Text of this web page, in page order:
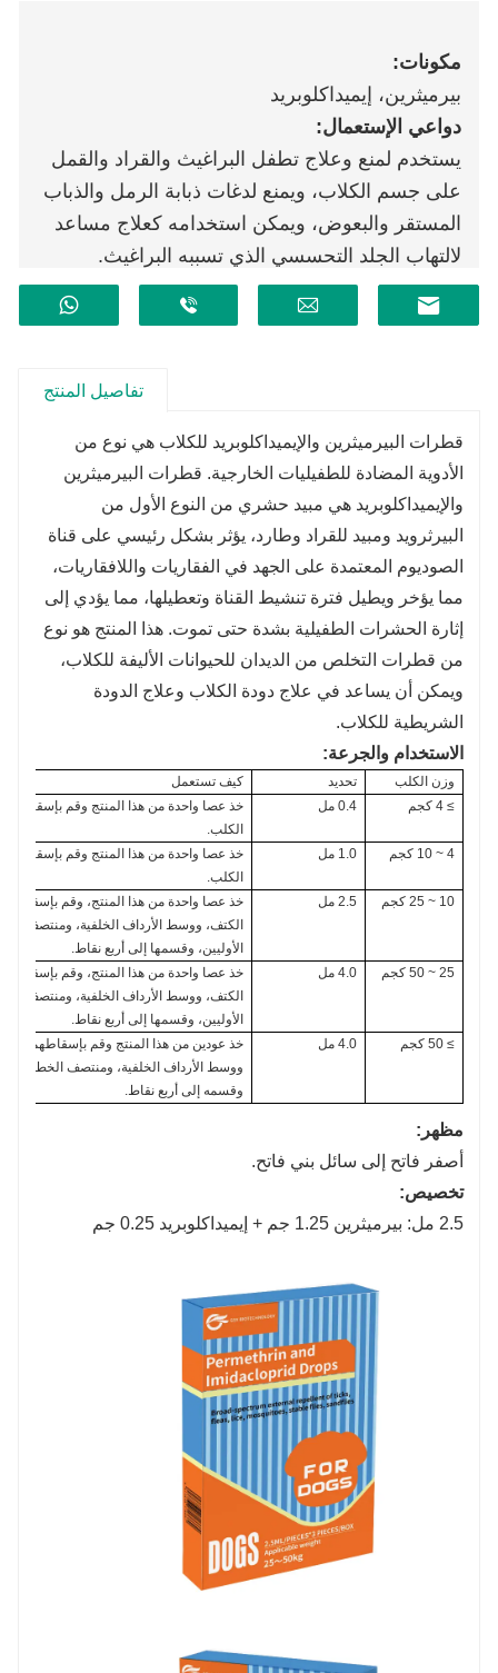
مكونات:
بيرميثرين، إيميداكلوبريد
دواعي الإستعمال:
يستخدم لمنع وعلاج تطفل البراغيث والقراد والقمل
على جسم الكلاب، ويمنع لدغات ذبابة الرمل والذباب
المستقر والبعوض، ويمكن استخدامه كعلاج مساعد
لالتهاب الجلد التحسسي الذي تسببه البراغيث.
تفاصيل المنتج
قطرات البيرميثرين والإيميداكلوبريد للكلاب هي نوع من
الأدوية المضادة للطفيليات الخارجية. قطرات البيرميثرين
والإيميداكلوبريد هي مبيد حشري من النوع الأول من
البيرثرويد ومبيد للقراد وطارد، يؤثر بشكل رئيسي على قناة
الصوديوم المعتمدة على الجهد في الفقاريات واللافقاريات،
مما يؤخر ويطيل فترة تنشيط القناة وتعطيلها، مما يؤدي إلى
إثارة الحشرات الطفيلية بشدة حتى تموت. هذا المنتج هو نوع
من قطرات التخلص من الديدان للحيوانات الأليفة للكلاب،
ويمكن أن يساعد في علاج دودة الكلاب وعلاج الدودة
الشريطية للكلاب.
الاستخدام والجرعة:
وزن الكلب تحديد
كيف تستعمل
≥ 4 كجم
0.4 مل
خذ عصا واحدة من هذا المنتج وقم
الكلب.
4 ~ 10 كجم
1.0 مل
خذ عصا واحدة من هذا المنتج وقم
الكلب.
10 ~ 25 كجم
2.5 مل
خذ عصا واحدة من هذا المنتج، وقم
الكتف، ووسط الأرداف الخلفية، ومنتصف
الأوليين، وقسمها إلى أربع نقاط.
25 ~ 50 كجم
4.0 مل
خذ عصا واحدة من هذا المنتج، وقم
الكتف، ووسط الأرداف الخلفية، ومنتصف
الأوليين، وقسمها إلى أربع نقاط.
≥ 50 كجم
4.0 مل
خذ عودين من هذا المنتج وقم بإسقاطهما
ووسط الأرداف الخلفية، ومنتصف الخط
وقسمه إلى أربع نقاط.
مظهر:
أصفر فاتح إلى سائل بني فاتح.
تخصيص:
2.5 مل: بيرميثرين 1.25 جم + إيميداكلوبريد 0.25 جم